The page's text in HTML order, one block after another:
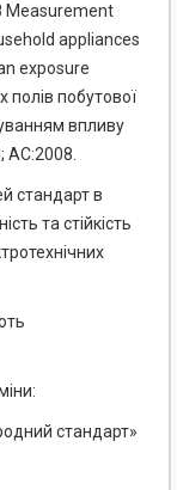
Measurement
appliances
exposure
побутової
впливу
АС:2008.
стандарт в
та стійкість
стандарт»